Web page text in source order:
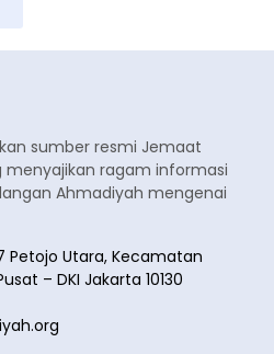
sumber resmi Jemaat
menyajikan ragam informasi
Ahmadiyah mengenai
Petojo Utara, Kecamatan
– DKI Jakarta 10130